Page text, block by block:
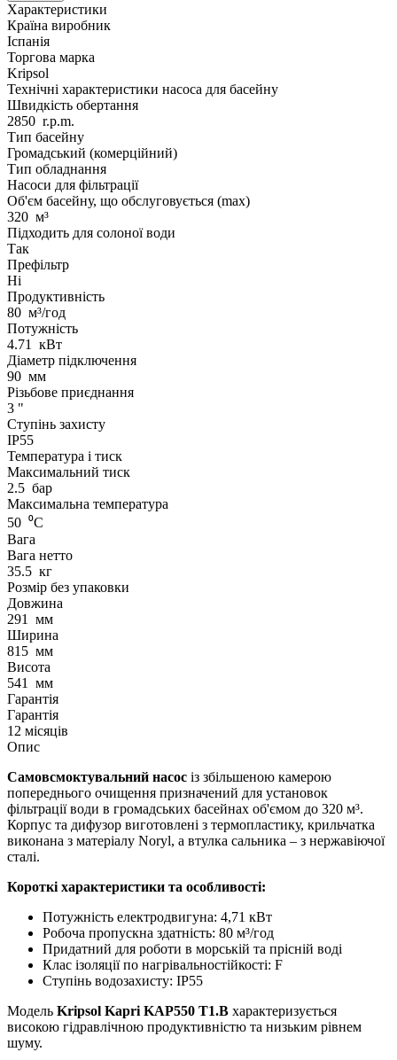
Характеристики
Країна виробник
Іспанія
Торгова марка
Kripsol
Технічні характеристики насоса для басейну
Швидкість обертання
2850 r.p.m.
Тип басейну
Громадський (комерційний)
Тип обладнання
Насоси для фільтрації
Об'єм басейну, що обслуговується (max)
320 м³
Підходить для солоної води
Так
Префільтр
Ні
Продуктивність
80 м³/год
Потужність
4.71
кВт
Діаметр підключення
90 мм
Різьбове приєднання
3 "
Ступінь захисту
IP55
Температура і тиск
Максимальний тиск
2.5 бар
Максимальна температура
50 ⁰С
Вага
Вага нетто
35.5 кг
Розмір без упаковки
Довжина
291
мм
Ширина
815 мм
Висота
541
мм
Гарантія
Гарантія
12 місяців
Опис
Самовсмоктувальний насос із збільшеною камерою
попереднього очищення призначений для установок
фільтрації води в громадських басейнах об'ємом до 320 м³.
Корпус та дифузор виготовлені з термопластику, крильчатка
виконана з матеріалу Noryl, а втулка сальника – з нержавіючої
сталі.
Короткі характеристики та особливості:
Потужність електродвигуна: 4,71 кВт
Робоча пропускна здатність: 80 м³/год
Придатний для роботи в морській та прісній воді
Клас ізоляції по нагрівальностійкості: F
Ступінь водозахисту: IP55
Модель Kripsol Kapri KAP550 T1.B характеризується
високою гідравлічною продуктивністю та низьким рівнем
шуму.